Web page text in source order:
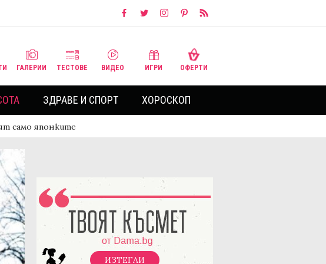
ГАЛЕРИИ ТЕСТОВЕ ВИДЕО ИГРИ ОФЕРТИ
ЗДРАВЕ И СПОРТ ХОРОСКОП
само японките
ИЗТЕГЛИ